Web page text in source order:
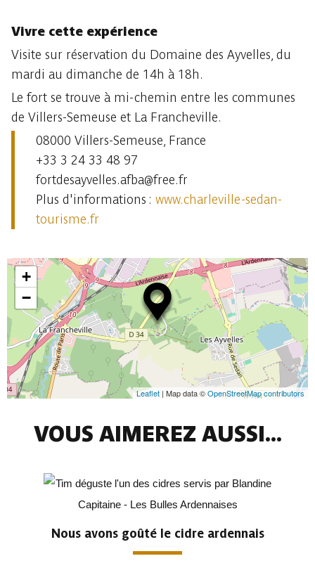
Vivre cette expérience
Visite sur réservation du Domaine des Ayvelles, du
mardi au dimanche de 14h à 18h.
Le fort se trouve à mi-chemin entre les communes
de Villers-Semeuse et La Francheville.
08000 Villers-Semeuse, France
+33 3 24 33 48 97
fortdesayvelles.afba@free.fr
Plus d'informations : www.charleville-sedan-
tourisme.fr
+
−
Leaflet | Map data ©OpenStreetMap contributors
VOUS AIMEREZ AUSSI...
Nous avons goûté le cidre ardennais